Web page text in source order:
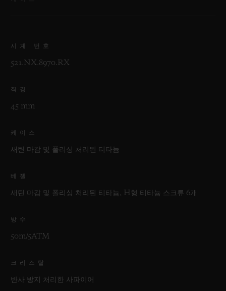
시계 번호
521.NX.8970.RX
직경
45 mm
케이스
새틴 마감 및 폴리싱 처리된 티타늄
베젤
새틴 마감 및 폴리싱 처리된 티타늄, H형 티타늄 스크류 6개
방수
50m/5ATM
크리스탈
반사 방지 처리한 사파이어